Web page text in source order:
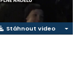
Stáhnout video